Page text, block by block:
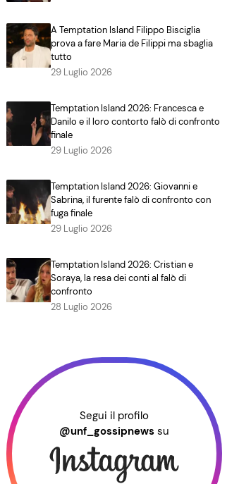
A Temptation Island Filippo Bisciglia
prova a fare Maria de Filippi ma sbaglia
tutto
29 Luglio 2026
Temptation Island 2026: Francesca e
Danilo e il loro contorto falò di confronto
finale
29 Luglio 2026
Temptation Island 2026: Giovanni e
Sabrina, il furente falò di confronto con
fuga finale
29 Luglio 2026
Temptation Island 2026: Cristian e
Soraya, la resa dei conti al falò di
confronto
28 Luglio 2026
Segui il profilo
@unf_gossipnews su